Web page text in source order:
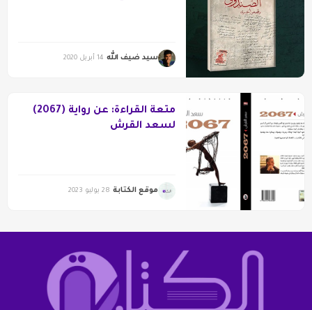
سيد ضيف الله 14 أبريل 2020
متعة القراءة: عن رواية (2067)
لسعد القرش
موقع الكتابة 28 يوليو 2023